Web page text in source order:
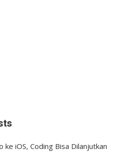
ke iOS, Coding Bisa Dilanjutkan